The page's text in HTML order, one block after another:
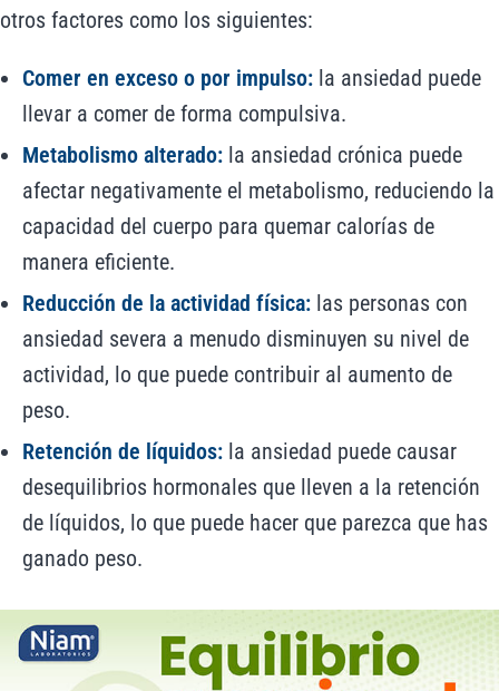
otros factores como los siguientes:
Comer en exceso o por impulso: la ansiedad puede
llevar a comer de forma compulsiva.
Metabolismo alterado: la ansiedad crónica puede
afectar negativamente el metabolismo, reduciendo la
capacidad del cuerpo para quemar calorías de
manera eficiente.
Reducción de la actividad física: las personas con
ansiedad severa a menudo disminuyen su nivel de
actividad, lo que puede contribuir al aumento de
peso.
Retención de líquidos: la ansiedad puede causar
desequilibrios hormonales que lleven a la retención
de líquidos, lo que puede hacer que parezca que has
ganado peso.